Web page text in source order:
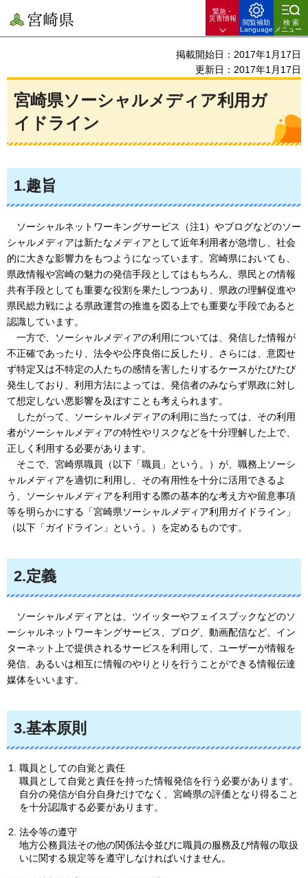
宮崎県
緊急・
災害情報
閲覧補助
Language
検索
メニュー
掲載開始日：2017年1月17日
更新日：2017年1月17日
宮崎県ソーシャルメディア利用ガ
イドライン
1.趣旨
ソーシャルネット ワーキングサービス（注1）やブログなどのソー
シャルメディアは新たなメディアとして近年利用者が急増し、社会
的に大きな影響力をもつようになっています。宮崎県においても、
県政情報や宮崎の魅力の発信手段としてはもちろん、県民との情報
共有手段としても重要な役割を果たしつつあり、県政の理解促進や
県民総力戦による県政運営の推進を図る上でも重要な手段であると
認識しています。
一方で、ソーシャルメディアの利用については、発信した情報が
不正確であったり、法令や公序良俗に反したり、さらには、意図せ
ず特定又は不特定の人たちの感情を害したりするケースがたびたび
発生しており、利用方法によっては、発信者のみならず県政に対し
て想定しない悪影響を及ぼすことも考えられます。
したがって 、ソーシャルメディアの利用に当たっては、その利用
者がソーシャルメディアの特性やリスクなどを十分理解した上で、
正しく利用する必要があります。
そこで、 宮崎県職員（以下「職員」という。）が、職務上ソーシ
ャルメディアを適切に利用し、その有用性を十分に活用できるよ
う、ソーシャルメディアを利用する際の基本的な考え方や留意事項
等を明らかにする「宮崎県ソーシャルメディア利用ガイドライン」
（以下「ガイドライン」という。）を定めるものです。
2.定義
ソーシャルメディアとは 、ツイッターやフェイスブックなどのソ
ーシャルネットワーキングサービス、ブログ、動画配信など、イン
ターネット上で提供されるサービスを利用して、ユーザーが情報を
発信、あるいは相互に情報のやりとりを行うことができる情報伝達
媒体をいいます。
3.基本原則
職員としての自覚と責任
職員として自覚と責任を持った情報発信を行う必要があります。
自分の発信が自分自身だけでなく、宮崎県の評価となり得ること
を十分認識する必要があります。
法令等の遵守
地方公務員法その他の関係法令並びに職員の服務及び情報の取扱
いに関する規定等を遵守しなければいけません。